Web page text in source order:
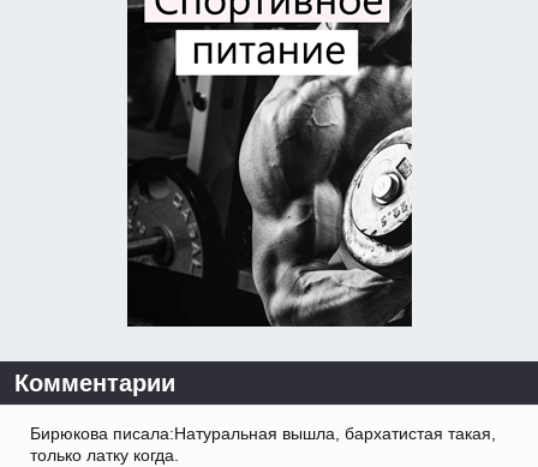
Комментарии
Бирюкова писала:Натуральная вышла, бархатистая такая,
только латку когда.